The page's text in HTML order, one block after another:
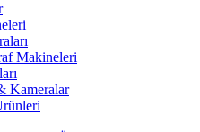
Makineleri
Kameralar